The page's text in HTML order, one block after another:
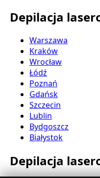
Depilacja
Warszawa
Kraków
Wrocław
Łódź
Poznań
Gdańsk
Szczecin
Lublin
Bydgoszcz
Białystok
Depilacja